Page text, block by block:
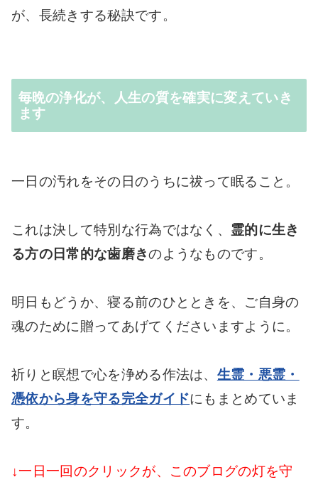
が、長続きする秘訣です。
毎晩の浄化が、人生の質を確実に変えていき
ます
一日の汚れをその日のうちに祓って眠ること。
これは決して特別な行為ではなく、 霊的に生き
る方の日常的な歯磨きのようなものです。
明日もどうか、寝る前のひとときを、ご自身の
魂のために贈ってあげてくださいますように。
祈りと瞑想で心を浄める作法は、 生霊・悪霊・
憑依から身を守る完全ガイドにもまとめていま
す。
↓一日一回のクリックが、このブログの灯を守